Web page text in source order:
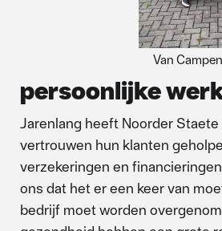
Van
persoonlijke
Jarenlang heeft Noorder
vertrouwen hun klanten
verzekeringen en
ons dat het er een keer van
bedrijf moet worden